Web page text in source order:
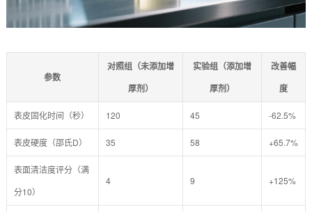
参数
对照组（未添加增
厚剂）
实验组（添加增
厚剂）
改善幅
度
表皮固化时间（秒） 120 45 -62.5%
表皮硬度（邵氏D） 35 58 +65.7%
表面清洁度评分（满
分10）
4 9 +125%